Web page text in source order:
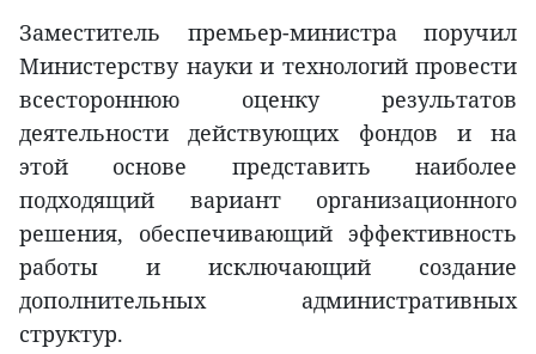
Заместитель премьер-министра поручил
Министерству науки и технологий провести
всестороннюю оценку результатов
деятельности действующих фондов и на
этой основе представить наиболее
подходящий вариант организационного
решения, обеспечивающий эффективность
работы и исключающий создание
дополнительных административных
структур.